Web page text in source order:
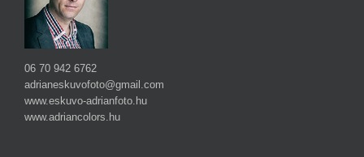
06 70 942 6762
adrianeskuvofoto@gmail.com
www.eskuvo-adrianfoto.hu
www.adriancolors.hu